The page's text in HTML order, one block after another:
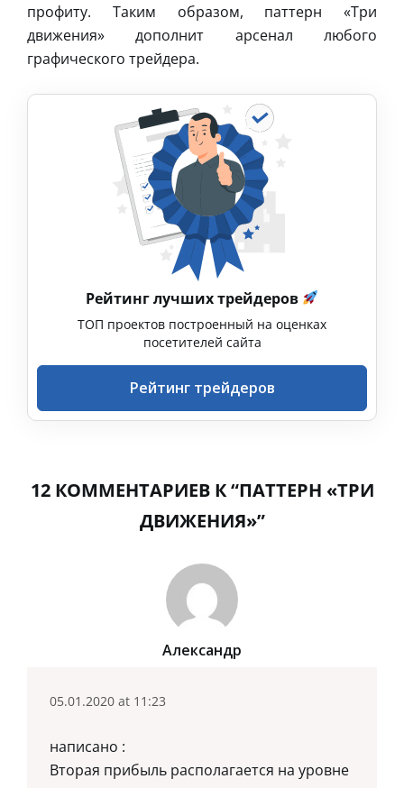
профиту. Таким образом, паттерн «Три
движения» дополнит арсенал любого
графического трейдера.
Рейтинг лучших трейдеров
ТОП проектов построенный на оценках
посетителей сайта
Рейтинг трейдеров
12 КОММЕНТАРИЕВ К “ПАТТЕРН «ТРИ
ДВИЖЕНИЯ»”
Александр
05.01.2020 at 11:23
написано :
Вторая прибыль располагается на уровне